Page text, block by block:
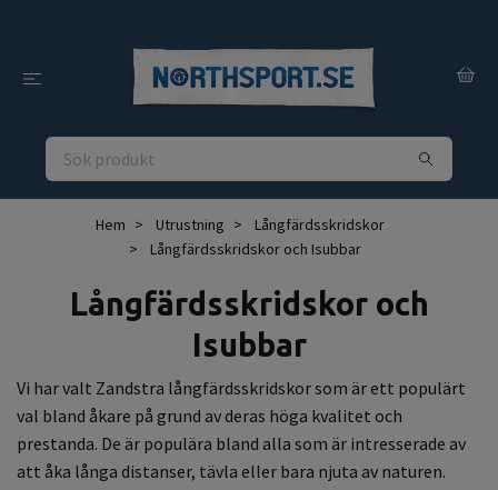
Hem Utrustning
Långfärdsskridskor
Långfärdsskridskor och Isubbar
Långfärdsskridskor och
Isubbar
Vi har valt Zandstra långfärdsskridskor som är ett populärt
val bland åkare på grund av deras höga kvalitet och
prestanda. De är populära bland alla som är intresserade av
att åka långa distanser, tävla eller bara njuta av naturen.